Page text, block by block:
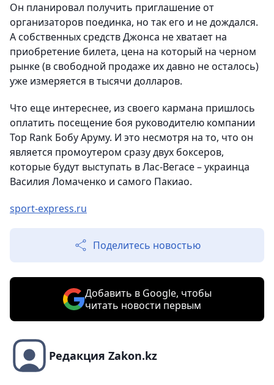
Он планировал получить приглашение от
организаторов поединка, но так его и не дождался.
А собственных средств Джонса не хватает на
приобретение билета, цена на который на черном
рынке (в свободной продаже их давно не осталось)
уже измеряется в тысячи долларов.
Что еще интереснее, из своего кармана пришлось
оплатить посещение боя руководителю компании
Top Rank Бобу Аруму. И это несмотря на то, что он
является промоутером сразу двух боксеров,
которые будут выступать в Лас-Вегасе – украинца
Василия Ломаченко и самого Пакиао.
sport-express.ru
Поделитесь новостью
Добавить в Google, чтобы
читать новости первым
Редакция Zakon.kz